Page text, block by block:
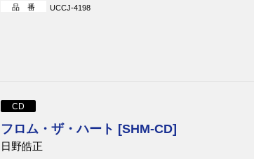
品 番
UCCJ-4198
CD
フロム・ザ・ハート [SHM-CD]
日野皓正